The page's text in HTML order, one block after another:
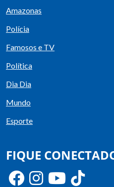
Amazonas
Polícia
Famosos e TV
Política
Dia Dia
Mundo
Esporte
FIQUE